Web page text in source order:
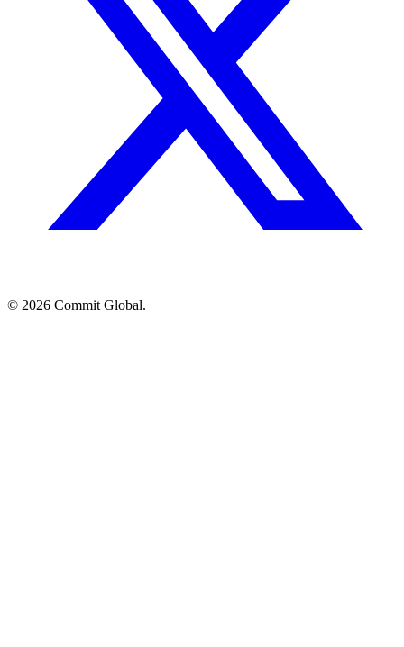
© 2026 Commit Global.